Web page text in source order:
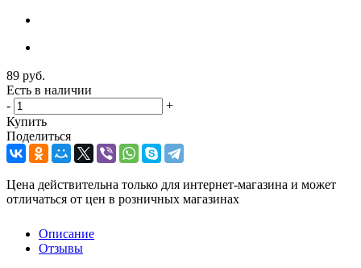
89 руб.
Есть в наличии
-
+
Купить
Поделиться
Цена действительна только для интернет-магазина и может
отличаться от цен в розничных магазинах
Описание
Отзывы